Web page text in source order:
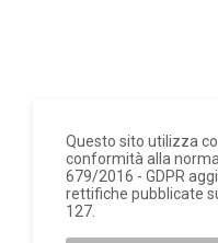
Questo sito utilizza
conformità alla
679/2016 - GDPR
rettifiche pubblicate
127.